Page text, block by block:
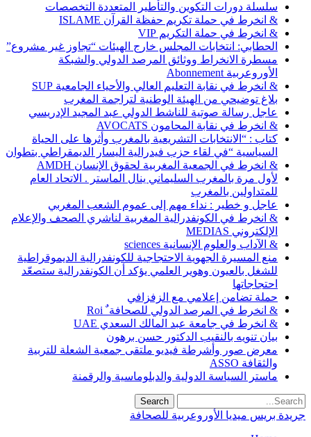
سلسلة دورات التكوين والتأطير المتعددة التخصصات
& انخرط في حملة تكريم حفظة القرآن ISLAME
& انخرط في حملة التكريم VIP
الحطابي: انتخابات المجلس خارج الهيئات “تجاوز غير مشروع”
مسطرة الانخراط ووثائق المرصد الدولي والشبكة
الأوروعربية Abonnement
& انخرط في نقابة التعليم العالي والأحياء الجامعية SUP
بلاغ توضيحي من الهيئة الوطنية لتراجمة المغرب
عاجل رسالة صوتية للناشط الدولي عبد المجيد الإدريسي
& انخرط في نقابة المحامون AVOCATS
كتاب : “الانتخابات التشريعية بالمغرب وأثرها على الحياة
السياسية “في لقاء حزب فيدرالية اليسار الديمقراطي بتطوان
& انخرط في الجمعية المغربية لحقوق الإنسان AMDH
لأول مرة بالمغرب السليماني ينال الماستر . الاتحاد العام
للمتداولين بالمغرب
عاجل و خطير : نداء مهم إلى عموم الشعب المغربي
& انخرط في الكونفدرالية المغربية لناشري الصحف والإعلام
الإلكتروني MEDIAS
& الآداب والعلوم الإنسانية sciences
منع المسيرة الجهوية الاحتجاجية للكونفدرالية الديموقراطية
للشغل بالعيون وهوير العلمي يؤكد أن الكونفدرالية ستصعّد
احتجاجاتها
حملة تضامن إعلامي مع الزفزافي
& انخرط في المرصد الدولي للصحافة ٌ Roi
& انخرط في جامعة عبد المالك السعدي UAE
بيان تنويه بالنقيب الدكتور حسن برهون
معرض صور وأشرطة فيديو ملتقى جمعية الشعلة للتربية
والثقافة ASSO
ماستر السياسة الدولية والدبلوماسية والرقمنة
جريدة بريس ميديا الأوروعربية للصحافة